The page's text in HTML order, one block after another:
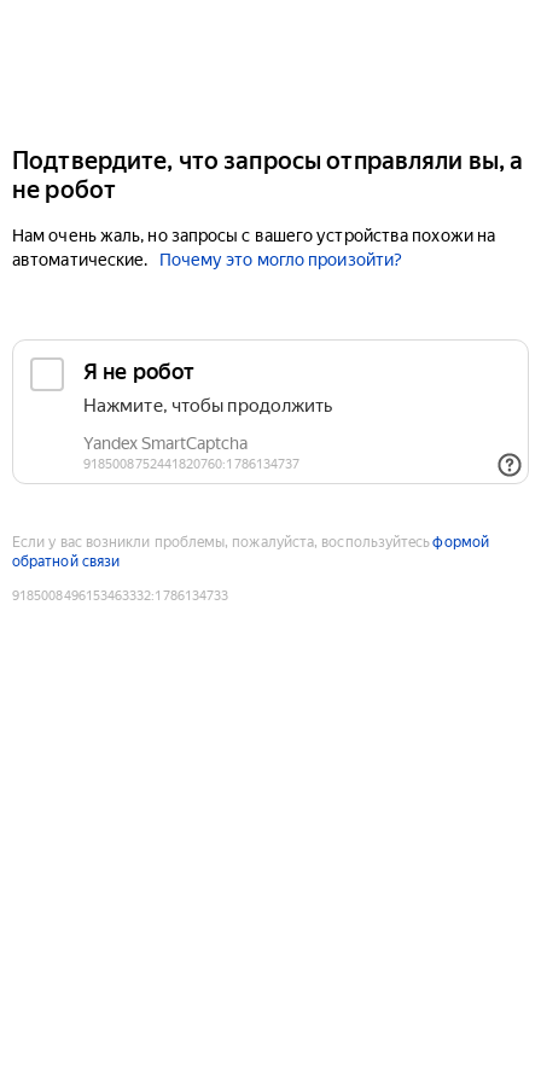
Подтвердите, что запросы отправляли вы, а
не робот
Нам очень жаль, но запросы с вашего устройства похожи на
автоматические.
Почему это могло произойти?
Если у вас возникли проблемы, пожалуйста, воспользуйтесьформой
обратной связи
9185008496153463332:1786134733